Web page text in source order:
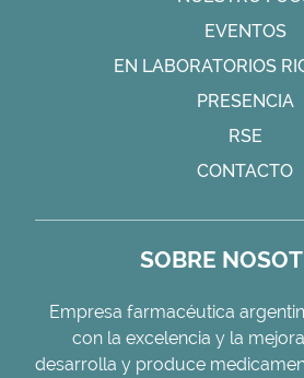
EVENTOS
EN LABORATORIOS
PRESENCIA
RSE
CONTACTO
SOBRE
Empresa farmacéutica
con la excelencia y la
desarrolla y produce